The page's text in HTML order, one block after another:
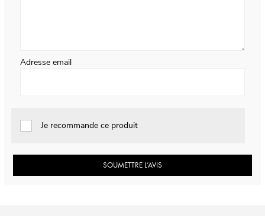
Adresse email
Je recommande ce produit
SOUMETTRE L’AVIS